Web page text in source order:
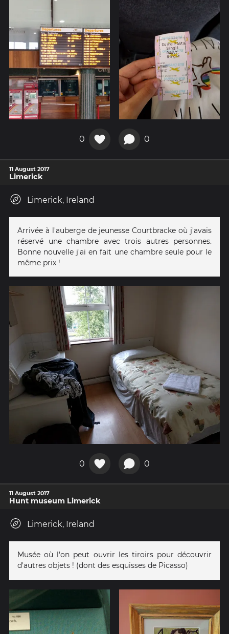
0 0
11 August 2017
Limerick
Limerick, Ireland
Arrivée à l'auberge de jeunesse Courtbracke où j'avais
réservé une chambre avec trois autres personnes.
Bonne nouvelle j'ai en fait une chambre seule pour le
même prix !
0 0
11 August 2017
Hunt museum Limerick
Limerick, Ireland
Musée où l'on peut ouvrir les tiroirs pour découvrir
d'autres objets ! (dont des esquisses de Picasso)